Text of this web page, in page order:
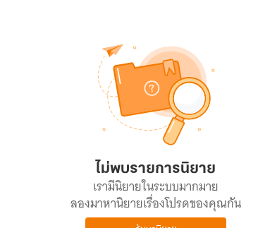
ไม่พบรายการนิยาย
เรามีนิยายในระบบมากมาย
ลองมาหานิยายเรื่องโปรดของคุณกัน